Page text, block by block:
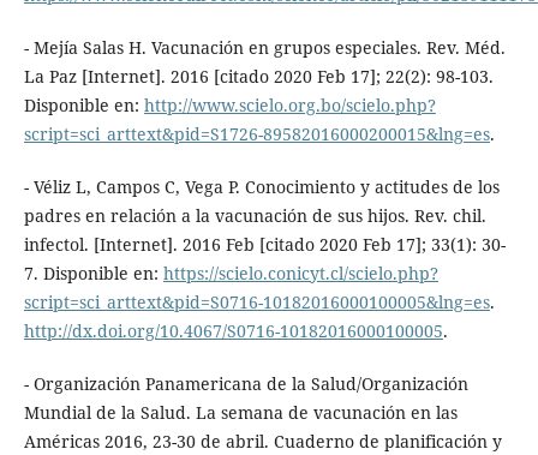
- Mejía Salas H. Vacunación en grupos especiales. Rev. Méd.
La Paz [Internet]. 2016 [citado 2020 Feb 17]; 22(2): 98-103.
Disponible en: http://www.scielo.org.bo/scielo.php?
script=sci_arttext&pid=S1726-89582016000200015&lng=es.
- Véliz L, Campos C, Vega P. Conocimiento y actitudes de los
padres en relación a la vacunación de sus hijos. Rev. chil.
infectol. [Internet]. 2016 Feb [citado 2020 Feb 17]; 33(1): 30-
7. Disponible en: https://scielo.conicyt.cl/scielo.php?
script=sci_arttext&pid=S0716-10182016000100005&lng=es.
http://dx.doi.org/10.4067/S0716-10182016000100005.
- Organización Panamericana de la Salud/Organización
Mundial de la Salud. La semana de vacunación en las
Américas 2016, 23-30 de abril. Cuaderno de planificación y